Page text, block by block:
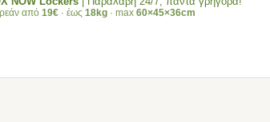
από 19€ · έως 18kg · max 60×45×36cm